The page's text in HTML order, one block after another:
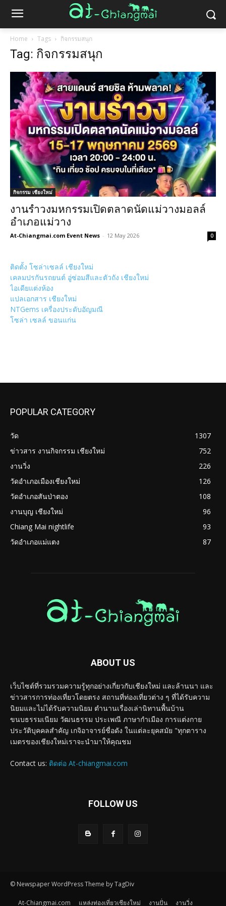
Home Tags กิจกรรมสนุก
Tag: กิจกรรมสนุก
กิจกรรม เชียงใหม่
งานรำวงมหกรรมเปิดตลาดนัดแม่วางมอลล์
อำเภอแม่วาง
At-Chiangmai.com Event News - 12 May 2026 0
ติดตั้ง โซล่าเซลล์ เชียงใหม่
เคลมปรกันรถยนต์ อู่ซ่อมสีและตัวถัง เชียงใหม่
ไอเดียแต่งห้อง
แปลเอกสาร เชียงใหม่
NTGems เครื่องประดับอัญมณี
โซล่า เซลล์ ขอนแก่น
POPULAR CATEGORY
วัด
1307
ข่าวสาร งานกิจกรรม เชียงใหม่
752
งานวิ่ง
226
วัดอำเภอเมืองเชียงใหม่
126
วัดอำเภอสันป่าตอง
108
งานบุญ เชียงใหม่
96
Chiang Mai nightlife
93
วัดอำเภอแม่แตง
87
ABOUT US
เว็บไซต์ที่รวมรวมความรู้ทุกอย่างเกี่ยวกับเชียงใหม่ และล้านนา และ
ข่าวสารการท่องเที่ยวโดยตรง สถานที่ท่องเที่ยวต่าง ๆ ที่ได้รับความ
นิยมและไม่ได้รับความนิยม ตำนานเรื่องเล่านิทานพื้นบ้าน
ขนบธรรมเนียม วัฒนธรรม ประเพณี ภาษากำเมือง การแต่งกาย
ประวัติบุคคลสำคัญ เกจิอาจารย์ชื่อดัง ในแต่ละยุคสมัย "ทุกตาราง
เมตรของเชียงใหม่เราจะนำมาให้คุณชม
Contact us: ติดต่อ At-chiangmai.com
FOLLOW US
© Newspaper WordPress Theme by TagDiv
At-Chiangmai.com แหล่งท่องเที่ยวเชียงใหม่ งานปั่น งานวิ่ง